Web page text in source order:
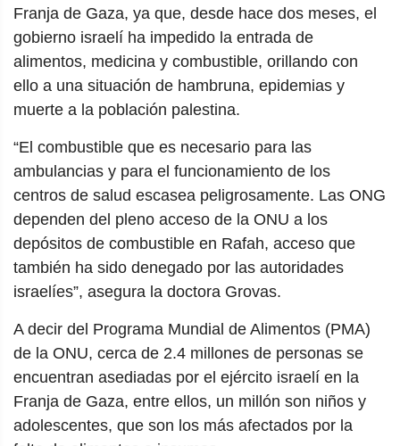
Franja de Gaza, ya que, desde hace dos meses, el
gobierno israelí ha impedido la entrada de
alimentos, medicina y combustible, orillando con
ello a una situación de hambruna, epidemias y
muerte a la población palestina.
“El combustible que es necesario para las
ambulancias y para el funcionamiento de los
centros de salud escasea peligrosamente. Las ONG
dependen del pleno acceso de la ONU a los
depósitos de combustible en Rafah, acceso que
también ha sido denegado por las autoridades
israelíes”, asegura la doctora Grovas.
A decir del Programa Mundial de Alimentos (PMA)
de la ONU, cerca de 2.4 millones de personas se
encuentran asediadas por el ejército israelí en la
Franja de Gaza, entre ellos, un millón son niños y
adolescentes, que son los más afectados por la